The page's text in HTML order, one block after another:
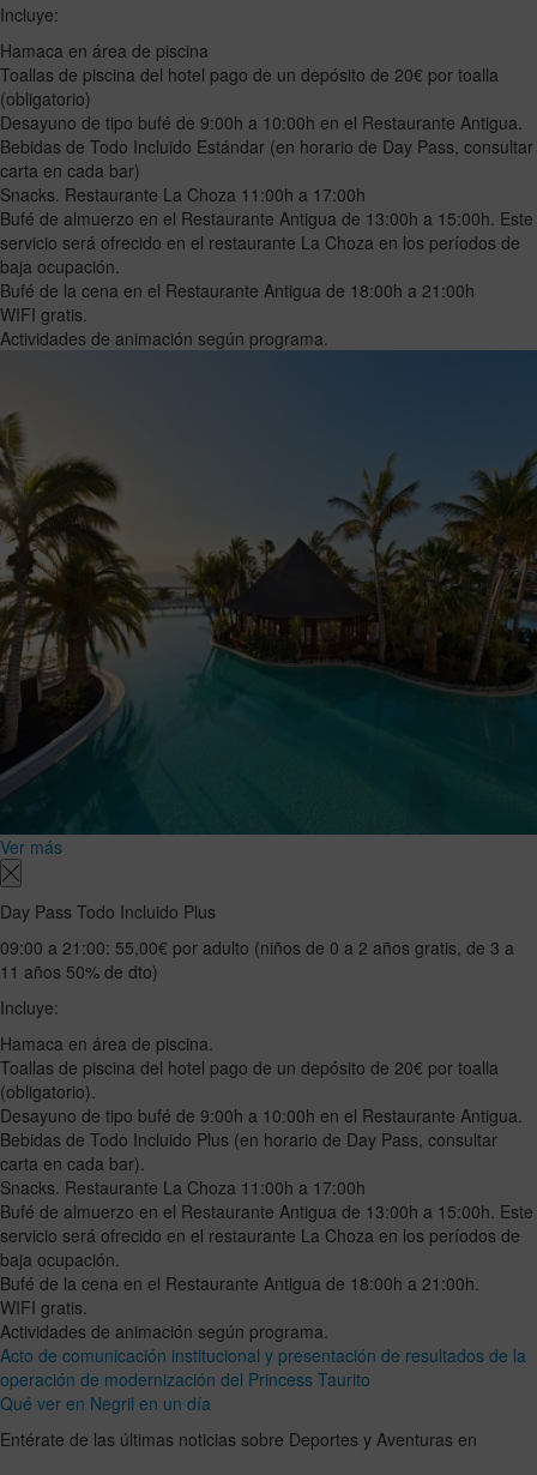
Incluye:
Hamaca en área de piscina
Toallas de piscina del hotel pago de un depósito de 20€ por toalla
(obligatorio)
Desayuno de tipo bufé de 9:00h a 10:00h en el Restaurante Antigua.
Bebidas de Todo Incluido Estándar (en horario de Day Pass, consultar
carta en cada bar)
Snacks. Restaurante La Choza 11:00h a 17:00h
Bufé de almuerzo en el Restaurante Antigua de 13:00h a 15:00h. Este
servicio será ofrecido en el restaurante La Choza en los períodos de
baja ocupación.
Bufé de la cena en el Restaurante Antigua de 18:00h a 21:00h
WIFI gratis.
Actividades de animación según programa.
Ver más
Day Pass Todo Incluido Plus
09:00 a 21:00: 55,00€ por adulto (niños de 0 a 2 años gratis, de 3 a
11 años 50% de dto)
Incluye:
Hamaca en área de piscina.
Toallas de piscina del hotel pago de un depósito de 20€ por toalla
(obligatorio).
Desayuno de tipo bufé de 9:00h a 10:00h en el Restaurante Antigua.
Bebidas de Todo Incluido Plus (en horario de Day Pass, consultar
carta en cada bar).
Snacks. Restaurante La Choza 11:00h a 17:00h
Bufé de almuerzo en el Restaurante Antigua de 13:00h a 15:00h. Este
servicio será ofrecido en el restaurante La Choza en los períodos de
baja ocupación.
Bufé de la cena en el Restaurante Antigua de 18:00h a 21:00h.
WIFI gratis.
Actividades de animación según programa.
Acto de comunicación institucional y presentación de resultados de la
operación de modernización del Princess Taurito
Qué ver en Negril en un día
Entérate de las últimas noticias sobre Deportes y Aventuras en